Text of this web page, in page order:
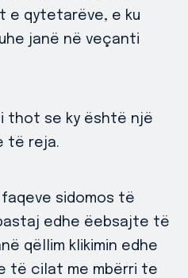
e qytetarëve, e ku
janë në veçanti
thot se ky është një
të reja.
faqeve sidomos të
edhe ëebsajte të
qëllim klikimin edhe
të cilat me mbërri te